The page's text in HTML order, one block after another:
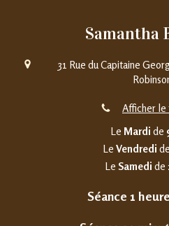
Samantha
31 Rue du Capitaine
Afficher le
Le Mardi de
Le Vendredi de
Le Samedi de
Séance 1 heure